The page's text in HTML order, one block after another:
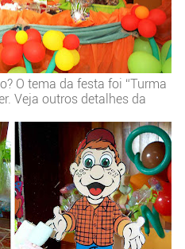
O tema da festa foi “Turma
Veja outros detalhes da